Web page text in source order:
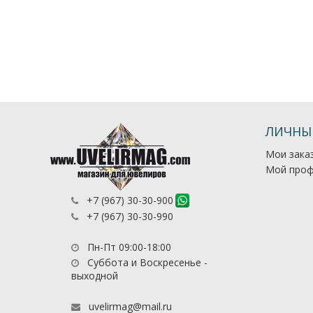
+7 (967) 30-30-900
+7 (967) 30-30-990
Пн-Пт 09:00-18:00
Суббота и Воскресенье -
выходной
uvelirmag@mail.ru
Мои
Мой